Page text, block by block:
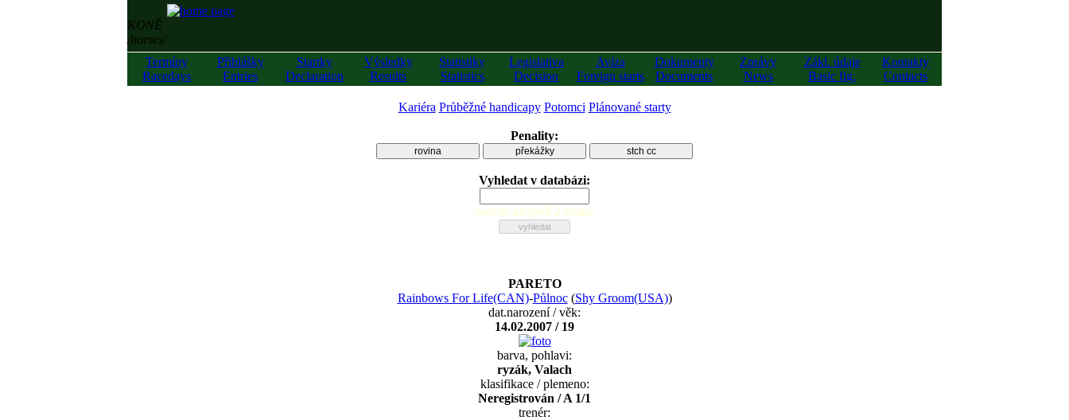
KONĚ
/horses/
Termíny
Racedays
Přihlášky
Entries
Startky
Declaration
Výsledky
Results
Statistiky
Statistics
Legislativa
Decision
Avíza
Foreign starts
Dokumenty
Documents
Zprávy
News
Zákl. údaje
Basic fig.
Kontakty
Contacts
Kariéra Průběžné handicapy Potomci Plánované starty
Penality:
rovina překážky stch cc
Vyhledat v databázi:
zadejte alespoň 2 znaky
PARETO
Rainbows For Life(CAN)-Půlnoc(Shy Groom(USA))
dat.narození / věk:
14.02.2007 / 19
barva, pohlavi:
ryzák, Valach
klasifikace / plemeno:
Neregistrován / A 1/1
trenér: